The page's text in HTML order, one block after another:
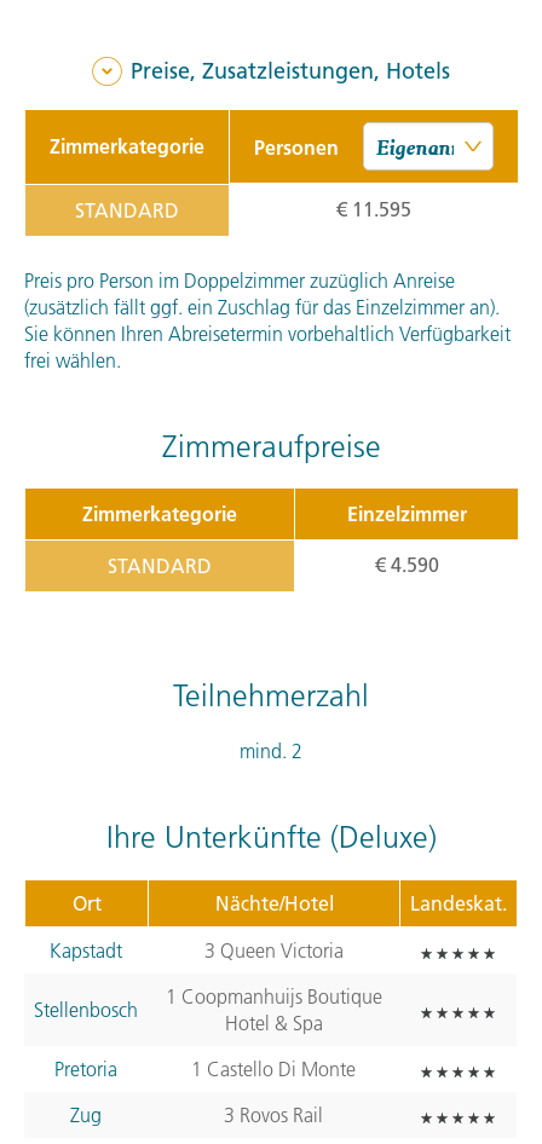
Preise, Zusatzleistungen, Hotels
Zimmerkategorie Personen
STANDARD € 11.595
Preis pro Person im Doppelzimmer zuzüglich Anreise
(zusätzlich fällt ggf. ein Zuschlag für das Einzelzimmer an).
Sie können Ihren Abreisetermin vorbehaltlich Verfügbarkeit
frei wählen.
Zimmeraufpreise
Zimmerkategorie Einzelzimmer
STANDARD € 4.590
Teilnehmerzahl
mind. 2
Ihre Unterkünfte (Deluxe)
Ort Nächte/Hotel
Landeskat.
Kapstadt
3 Queen Victoria
Stellenbosch
1 Coopmanhuijs Boutique
Hotel & Spa
Pretoria
1 Castello Di Monte
Zug
3 Rovos Rail